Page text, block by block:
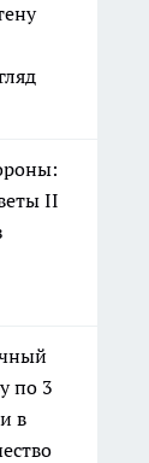
II
по 3
в